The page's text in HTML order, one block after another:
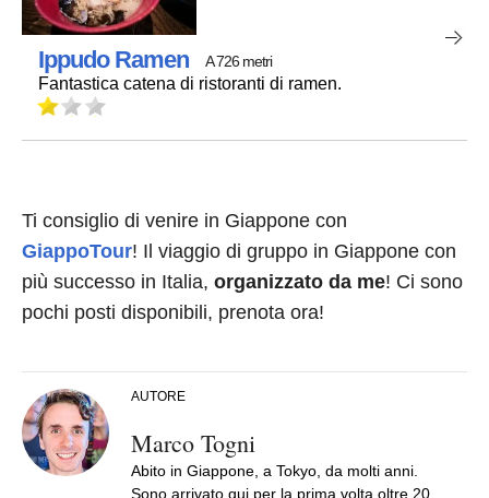
Ippudo Ramen A 726 metri
Fantastica catena di ristoranti di ramen.
Ti consiglio di venire in Giappone con
GiappoTour! Il viaggio di gruppo in Giappone con
più successo in Italia, organizzato da me! Ci sono
pochi posti disponibili, prenota ora!
AUTORE
Marco Togni
Abito in Giappone, a Tokyo, da molti anni.
Sono arrivato qui per la prima volta oltre 20